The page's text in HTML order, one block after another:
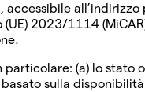
accessibile
2023/1114
particolare: (a) lo stato
sulla